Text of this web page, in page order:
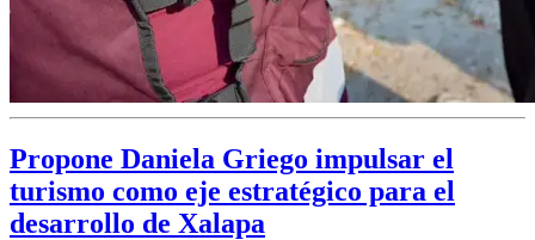
Propone Daniela Griego impulsar el
turismo como eje estratégico para el
desarrollo de Xalapa